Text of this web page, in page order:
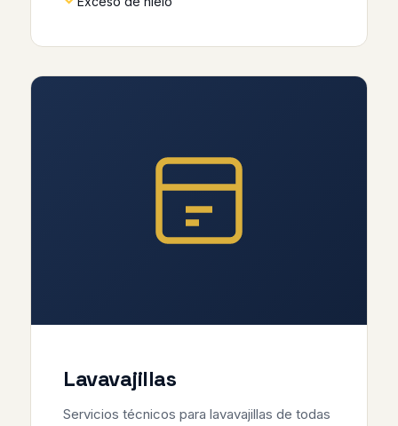
Lavavajillas
Servicios técnicos para lavavajillas de todas